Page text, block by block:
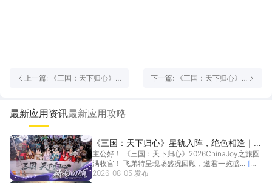
上一篇: 《三国：天下归心》
下一篇: 《三国：天下归心》5
最新应用资讯最新应用攻略
《三国：天下归心》星轨入阵，绝色相逢｜
ChinaJoy 归心盛会高光回顾
主公好！ 《三国：天下归心》2026ChinaJoy之旅圆
满收官！ 飞弟特呈现场盛况回顾，邀君一览盛... [详
情]
2026-08-05 发布